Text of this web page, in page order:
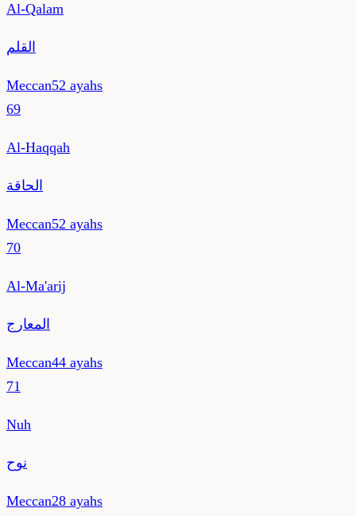
Al-Qalam
القلم
Meccan52 ayahs
69
Al-Haqqah
الحاقة
Meccan52 ayahs
70
Al-Ma'arij
المعارج
Meccan44 ayahs
71
Nuh
نوح
Meccan28 ayahs